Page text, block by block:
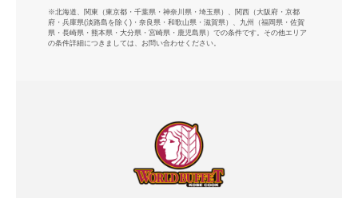
※北海道、関東（東京都・千葉県・神奈川県・埼玉県）、関西（大阪府・京都
府・兵庫県(淡路島を除く)・奈良県・和歌山県・滋賀県）、九州（福岡県・佐賀
県・長崎県・熊本県・大分県・宮崎県・鹿児島県）での条件です。その他エリア
の条件詳細につきましては、お問い合わせください。